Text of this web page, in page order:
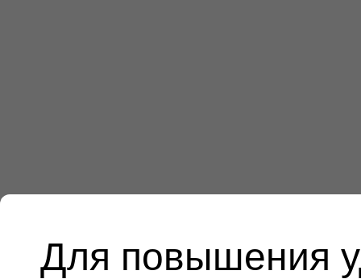
Для повышения